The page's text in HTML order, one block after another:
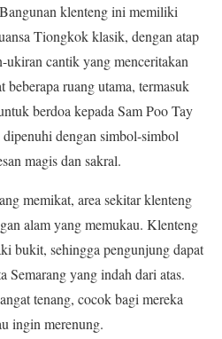
klenteng ini memiliki
Tiongkok klasik, dengan atap
cantik yang menceritakan
beberapa ruang utama, termasuk
berdoa kepada Sam Poo Tay
dengan simbol-simbol
magis dan sakral.
memikat, area sekitar klenteng
alam yang memukau. Klenteng
bukit, sehingga pengunjung dapat
Semarang yang indah dari atas.
tenang, cocok bagi mereka
ingin merenung.